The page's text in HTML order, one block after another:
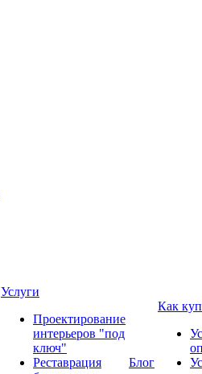
Услуги
Проектирование
интерьеров "под
ключ"
Реставрация
Блог
Как